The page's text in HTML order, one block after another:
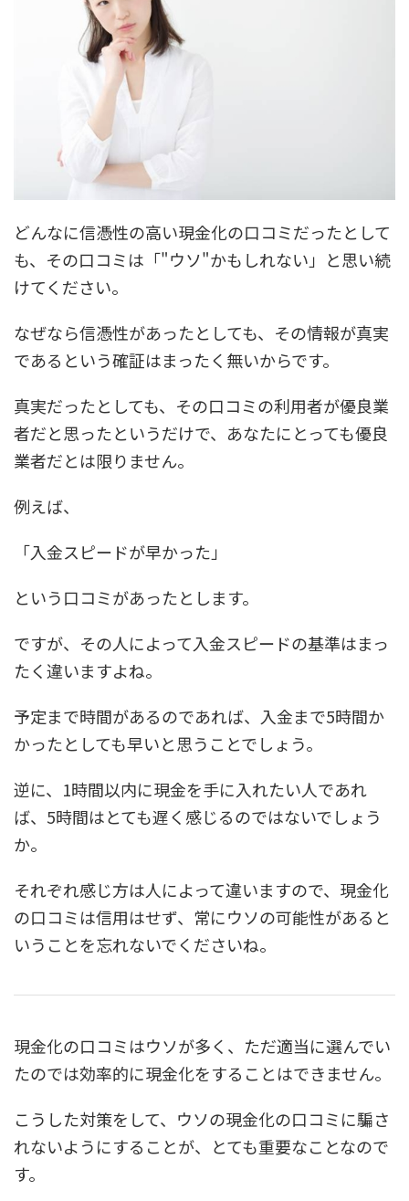
どんなに信憑性の高い現金化の口コミだったとして
も、その口コミは「"ウソ"かもしれない」と思い続
けてください。
なぜなら信憑性があったとしても、その情報が真実
であるという確証はまったく無いからです。
真実だったとしても、その口コミの利用者が優良業
者だと思ったというだけで、あなたにとっても優良
業者だとは限りません。
例えば、
「入金スピードが早かった」
という口コミがあったとします。
ですが、その人によって入金スピードの基準はまっ
たく違いますよね。
予定まで時間があるのであれば、入金まで5時間か
かったとしても早いと思うことでしょう。
逆に、1時間以内に現金を手に入れたい人であれ
ば、5時間はとても遅く感じるのではないでしょう
か。
それぞれ感じ方は人によって違いますので、現金化
の口コミは信用はせず、常にウソの可能性があると
いうことを忘れないでくださいね。
現金化の口コミはウソが多く、ただ適当に選んでい
たのでは効率的に現金化をすることはできません。
こうした対策をして、ウソの現金化の口コミに騙さ
れないようにすることが、とても重要なことなので
す。